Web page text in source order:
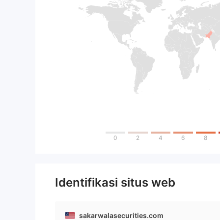
0 2 4 6 8
Identifikasi situs web
sakarwalasecurities.com